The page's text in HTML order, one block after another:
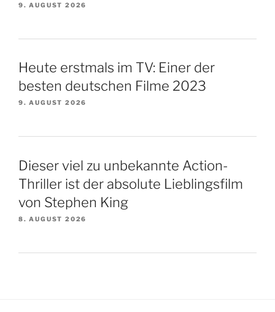
9. AUGUST 2026
Heute erstmals im TV: Einer der
besten deutschen Filme 2023
9. AUGUST 2026
Dieser viel zu unbekannte Action-
Thriller ist der absolute Lieblingsfilm
von Stephen King
8. AUGUST 2026